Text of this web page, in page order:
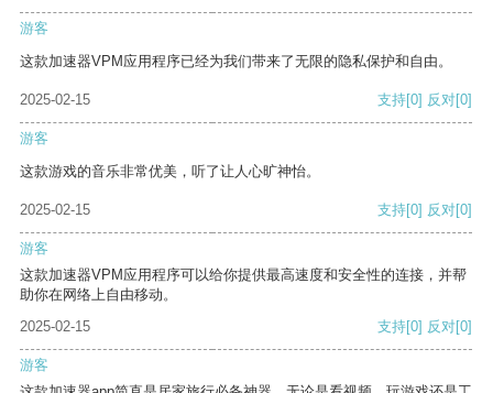
游客
这款加速器VPM应用程序已经为我们带来了无限的隐私保护和自由。
2025-02-15 支持[0] 反对[0]
游客
这款游戏的音乐非常优美，听了让人心旷神怡。
2025-02-15 支持[0] 反对[0]
游客
这款加速器VPM应用程序可以给你提供最高速度和安全性的连接，并帮
助你在网络上自由移动。
2025-02-15
支持[0] 反对[0]
游客